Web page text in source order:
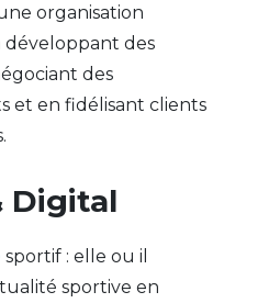
organisation
développant des
des
et en fidélisant clients
Digital
sportif : elle ou il
sportive en